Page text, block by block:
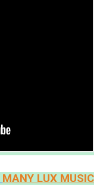
MANY LUX MUSIC